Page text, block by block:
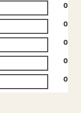
0
0
0
0
0